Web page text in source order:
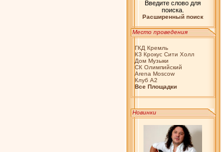
Введите слово для
поиска.
Расширенный поиск
Место проведения
ГКД Кремль
КЗ Крокус Сити Холл
Дом Музыки
СК Олимпийский
Arena Moscow
Клуб А2
Bсе Площадки
Новинки